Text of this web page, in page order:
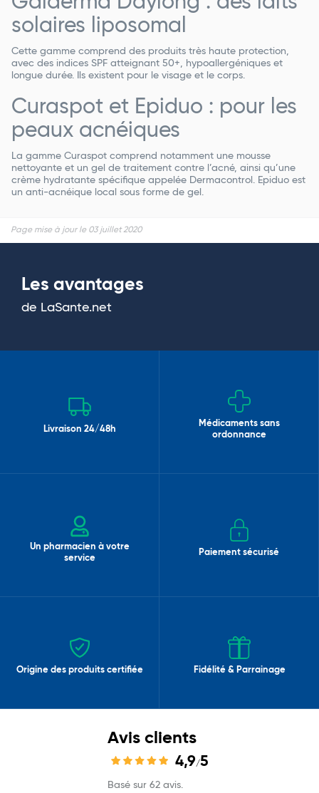
solaires liposomal
Cette gamme comprend des produits très haute protection,
avec des indices SPF atteignant 50+, hypoallergéniques et
longue durée. Ils existent pour le visage et le corps.
Curaspot et Epiduo : pour les
peaux acnéiques
La gamme Curaspot comprend notamment une mousse
nettoyante et un gel de traitement contre l’acné, ainsi qu’une
crème hydratante spécifique appelée Dermacontrol. Epiduo est
un anti-acnéique local sous forme de gel.
Page mise à jour le 03 juillet 2020
Les avantages
de LaSante.net
Livraison 24/48h
Médicaments sans
ordonnance
Un pharmacien à votre
service
Paiement sécurisé
Origine des produits certifiée Fidélité & Parrainage
Avis clients
4,9/5
Basé sur 62 avis.